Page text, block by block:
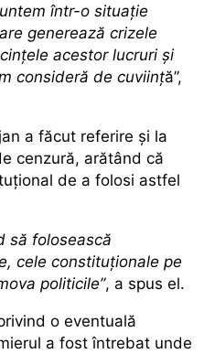
într-o situaţie
generează crizele
acestor lucruri şi
consideră de cuviinţă”,
a făcut referire și la
cenzură, arătând că
de a folosi astfel
să folosească
cele constituţionale pe
politicile”, a spus el.
o eventuală
a fost întrebat unde